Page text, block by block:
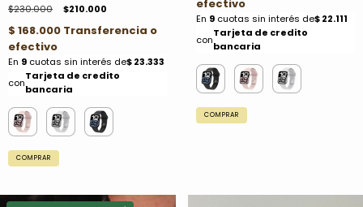
$230.000 $210.000
COMPRAR
COMPRAR